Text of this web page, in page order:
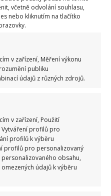
včetně odvolání souhlasu,
nebo kliknutím na tlačítko
v zařízení, Měření výkonu
publiku
údajů z různých zdrojů.
v zařízení, Použití
Vytváření profilů pro
profilů k výběru
profilů pro personalizovaný
obsahu,
údajů k výběru
částí rostlin zdaleka
s krtky.
totiž mohou být
doma nemáte kočky,
poradí, budete
tyto polní myši
protože běžně
mohou pomoci i
odpuzujícím
jako jsou bazalka,
fazole, císařská